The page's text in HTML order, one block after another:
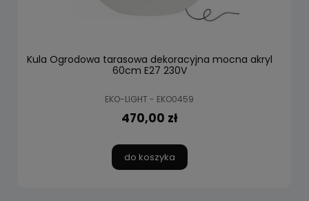
Kula Ogrodowa tarasowa dekoracyjna mocna akryl
60cm E27 230V
EKO-LIGHT - EKO0459
470,00 zł
do koszyka